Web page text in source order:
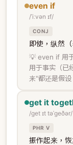
even if
/ˈiːvən ɪf/
CONJ
即使，纵然
💡 even if 用
用于事实（已
来"都还是假
get it
/ɡet ɪt təˈɡeðər/
PHR V
振作起来，